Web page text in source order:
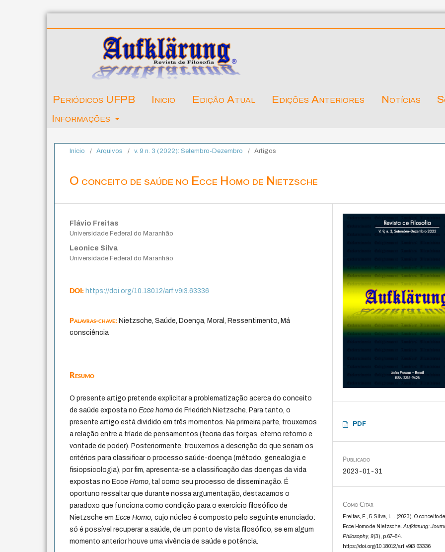
Periódicos UFPB Inicio Edição Atual Edições Anteriores Notícias
Informações
Início / Arquivos / v. 9 n. 3 (2022): Setembro-Dezembro / Artigos
O conceito de saúde no Ecce Homo de Nietzsche
Flávio Freitas
Universidade Federal do Maranhão
Leonice Silva
Universidade Federal do Maranhão
DOI:https://doi.org/10.18012/arf.v9i3.63336
Palavras-chave:Nietzsche, Saúde, Doença, Moral, Ressentimento, Má
consciência
Resumo
O presente artigo pretende explicitar a problematização acerca do conceito
de saúde exposta noEcce homode Friedrich Nietzsche. Para tanto, o
presente artigo está dividido em três momentos. Na primeira parte, trouxemos
a relação entre a tríade de pensamentos (teoria das forças, eterno retorno e
vontade de poder). Posteriormente, trouxemos a descrição do que seriam os
critérios para classificar o processo saúde-doença (método, genealogia e
fisiopsicologia), por fim, apresenta-se a classificação das doenças da vida
expostas no EcceHomo , tal como seu processo de disseminação. É
oportuno ressaltar que durante nossa argumentação, destacamos o
paradoxo que funciona como condição para o exercício filosófico de
Nietzsche emEcce Homo,cujo núcleo é composto pelo seguinte enunciado:
só é possível recuperar a saúde, de um ponto de vista filosófico, se em algum
momento anterior houve uma vivência de saúde e potência.
PDF
Publicado
2023-01-31
Como Citar
Freitas, F., & Silva, L. . (2023). O conceito
Ecce Homo de Nietzsche.Aufklärung:
Philosophy,9(3), p.67–84.
https://doi.org/10.18012/arf.v9i3.63336